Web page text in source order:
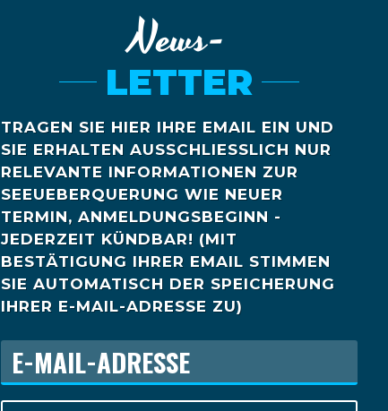
News-
LETTER
TRAGEN SIE HIER IHRE EMAIL EIN UND
SIE ERHALTEN AUSSCHLIESSLICH NUR R
ELEVANTE INFORMATIONEN ZUR S
EEUEBERQUERUNG WIE NEUER T
ERMIN, ANMELDUNGSBEGINN - J
EDERZEIT KÜNDBAR! (MIT B
ESTÄTIGUNG IHRER EMAIL STIMMEN S
IE AUTOMATISCH DER SPEICHERUNG I
HRER E-MAIL-ADRESSE ZU)